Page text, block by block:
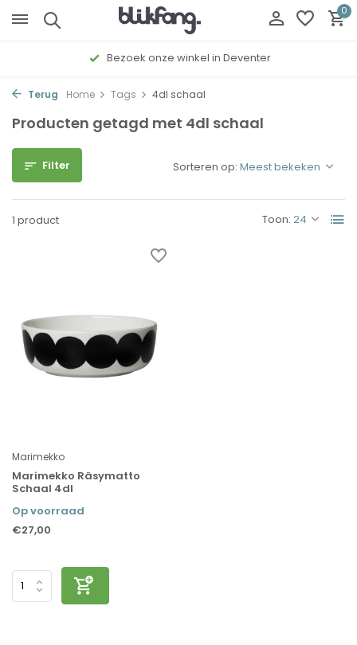
0
Bezoek onze winkel in Deventer
Terug Home Tags 4dl schaal
Producten getagd met 4dl schaal
Filter
1 product Toon:
Sorteren op:
Marimekko
Marimekko Räsymatto
Schaal 4dl
Op voorraad
€27,00